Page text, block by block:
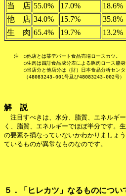
当 店 55.0% 17.0% 18.6%
他 店 34.0% 15.7% 35.8%
生 肉 65.4% 19.7% 13.2%
注　○他店とは某デパート食品売場ロースカツ。
○生肉は四訂食品成分表による豚肉ロース脂身
○当店分と他店分は（財）日本食品分析センタ
解　説
注目すべきは、水分、脂質、エネルギ
く、脂質、エネルギーでほぼ半分です。
の要素を損なっていないかわかりましょ
５．「ヒレカツ」なるものについ